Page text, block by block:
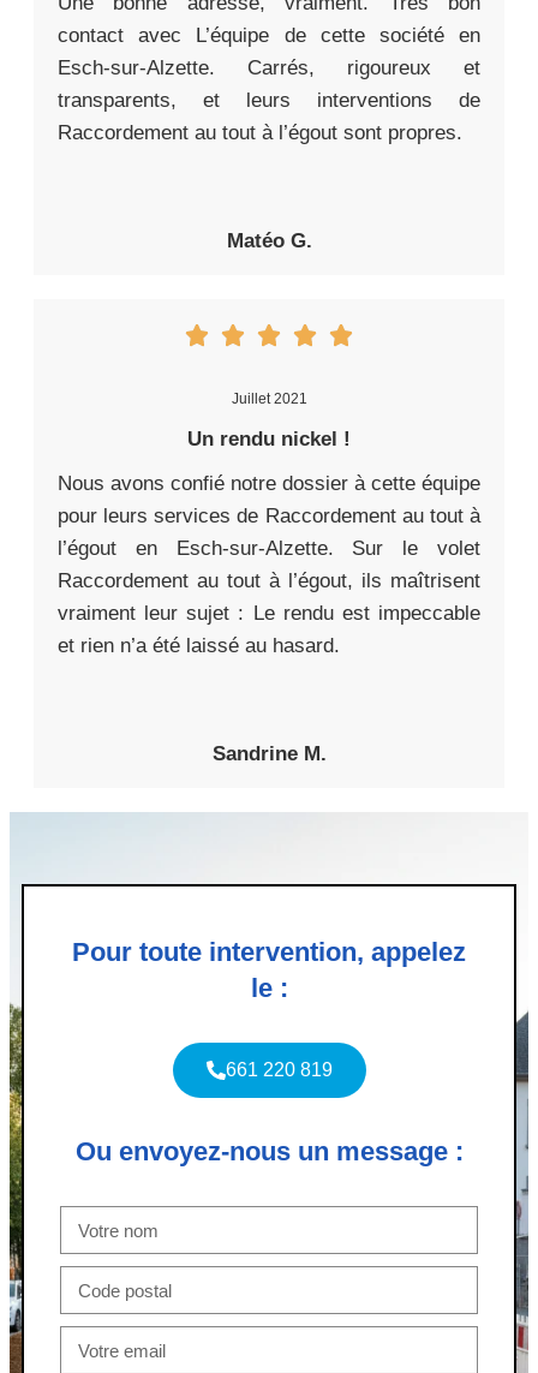
contact avec L’équipe de cette société en
Esch-sur-Alzette. Carrés, rigoureux et
transparents, et leurs interventions de
Raccordement au tout à l’égout sont propres.
Matéo G.
Juillet 2021
Un rendu nickel !
Nous avons confié notre dossier à cette équipe
pour leurs services de Raccordement au tout à
l’égout en Esch-sur-Alzette. Sur le volet
Raccordement au tout à l’égout, ils maîtrisent
vraiment leur sujet : Le rendu est impeccable
et rien n’a été laissé au hasard.
Sandrine M.
Pour toute intervention, appelez
le :
661 220 819
Ou envoyez-nous un message :